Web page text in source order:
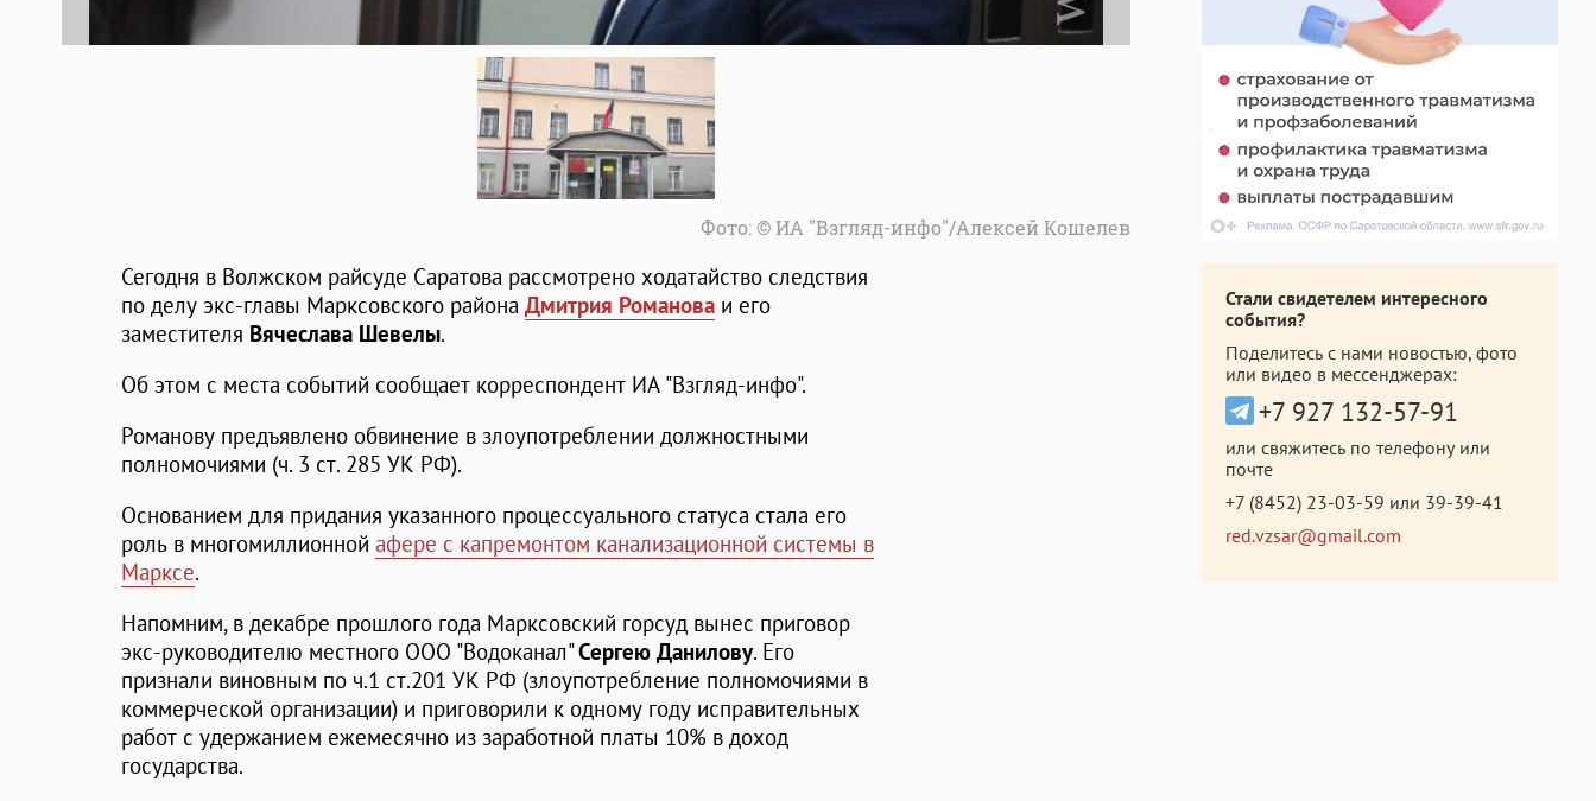
Фото: © ИА "Взгляд-инфо"/Алексей Кошелев
Сегодня в Волжском райсуде Саратова рассмотрено ходатайство следствия
по делу экс-главы Марксовского района Дмитрия Романова и его
заместителя Вячеслава Шевелы.
Об этом с места событий сообщает корреспондент ИА "Взгляд-инфо".
Романову предъявлено обвинение в злоупотреблении должностными
полномочиями (ч. 3 ст. 285 УК РФ).
Основанием для придания указанного процессуального статуса стала его
роль в многомиллионной афере с капремонтом канализационной системы в
Марксе.
Напомним, в декабре прошлого года Марксовский горсуд вынес приговор
экс-руководителю местного ООО "Водоканал"Сергею Данилову. Его
признали виновным по ч.1 ст.201 УК РФ (злоупотребление полномочиями в
коммерческой организации) и приговорили к одному году исправительных
работ с удержанием ежемесячно из заработной платы 10% в доход
государства.
Стали свидетелем интересного
события?
Поделитесь с нами новостью, фото
или видео в мессенджерах:
+7 927 132-57-91
или свяжитесь по телефону или
почте
+7 (8452) 23-03-59 или 39-39-41
red.vzsar@gmail.com